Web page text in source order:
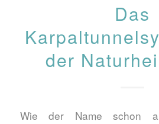
Das
der
Wie der Name schon